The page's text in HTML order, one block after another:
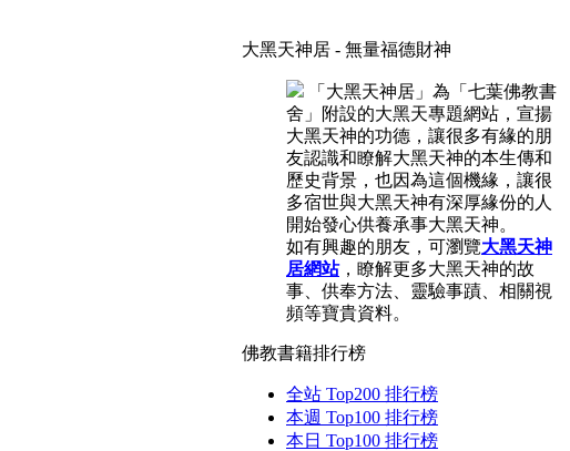
大黑天神居 - 無量福德財神
「大黑天神居」為「七葉佛教書
舍」附設的大黑天專題網站，宣揚
大黑天神的功德，讓很多有緣的朋
友認識和瞭解大黑天神的本生傳和
歷史背景，也因為這個機緣，讓很
多宿世與大黑天神有深厚緣份的人
開始發心供養承事大黑天神。
如有興趣的朋友，可瀏覽大黑天神
居網站，瞭解更多大黑天神的故
事、供奉方法、靈驗事蹟、相關視
頻等寶貴資料。
佛教書籍排行榜
全站 Top200 排行榜
本週 Top100 排行榜
本日 Top100 排行榜